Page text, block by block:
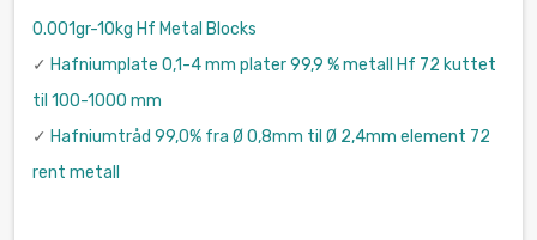
0.001gr-10kg Hf Metal Blocks
✓ Hafniumplate 0,1-4 mm plater 99,9 % metall Hf 72 kuttet
til 100-1000 mm
✓ Hafniumtråd 99,0% fra Ø 0,8mm til Ø 2,4mm element 72
rent metall